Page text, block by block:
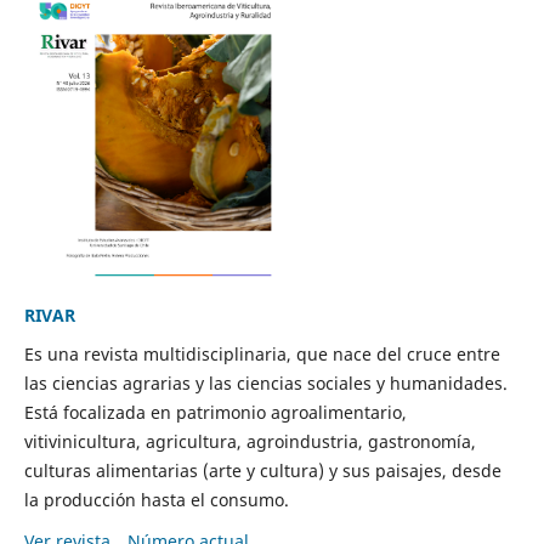
RIVAR
Es una revista multidisciplinaria, que nace del cruce entre
las ciencias agrarias y las ciencias sociales y humanidades.
Está focalizada en patrimonio agroalimentario,
vitivinicultura, agricultura, agroindustria, gastronomía,
culturas alimentarias (arte y cultura) y sus paisajes, desde
la producción hasta el consumo.